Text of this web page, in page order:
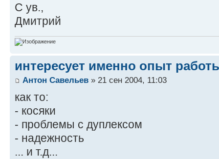
С ув.,
Дмитрий
интересует именно опыт
Антон Савельев » 21 сен 2004, 11:03
как то:
- косяки
- проблемы с дуплексом
- надежность
... и т.д...